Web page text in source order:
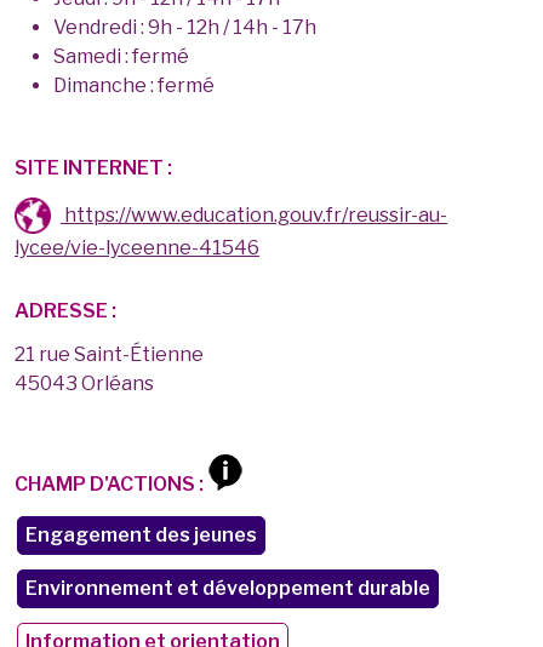
Vendredi : 9h - 12h / 14h - 17h
Samedi : fermé
Dimanche : fermé
SITE INTERNET :
https://www.education.gouv.fr/reussir-au-
lycee/vie-lyceenne-41546
ADRESSE :
21 rue Saint-Étienne
45043 Orléans
CHAMP D'ACTIONS :
Engagement des jeunes
Environnement et développement durable
Information et orientation